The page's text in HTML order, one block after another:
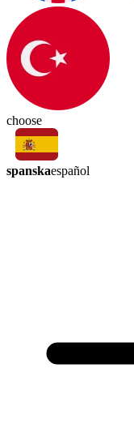
choose
spanskaespañol